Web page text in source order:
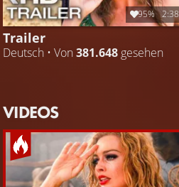
95% 2:38
Trailer
Deutsch • Von381.648 gesehen
VIDEOS